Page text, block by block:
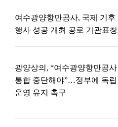
여수광양항만공사, 국제 기후
행사 성공 개최 공로 기관표창
광양상의, “여수광양항만공사
통합 중단해야”…정부에 독립
운영 유지 촉구